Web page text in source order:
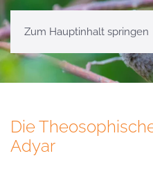
Zum Hauptinhalt springen
Die
Adyar